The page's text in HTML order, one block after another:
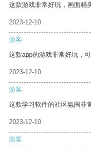
这款游戏非常好玩，画面精
2023-12-10
游客
这款app的游戏非常好玩，
2023-12-10
游客
这款学习软件的社区氛围非
2023-12-10
游客